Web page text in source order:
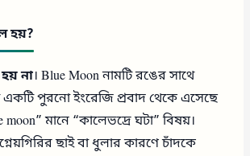
হয়?
না। Blue Moon নামটি রঙের সাথে
একটি পুরনো ইংরেজি প্রবাদ থেকে এসেছে
মানে “কালেভদ্রে ঘটা” বিষয়।
ছাই বা ধুলার কারণে চাঁদকে